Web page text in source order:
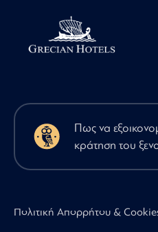
Πως να
κράτηση του
Πολιτική Απορρήτου &